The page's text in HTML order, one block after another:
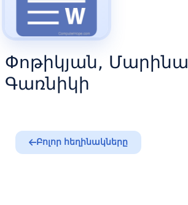
Փոթիկյան, Մարինա
Գառնիկի
Բոլոր հեղինակները